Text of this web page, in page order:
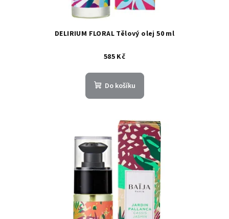
DELIRIUM FLORAL Tělový olej 50 ml
585 Kč
Do košíku